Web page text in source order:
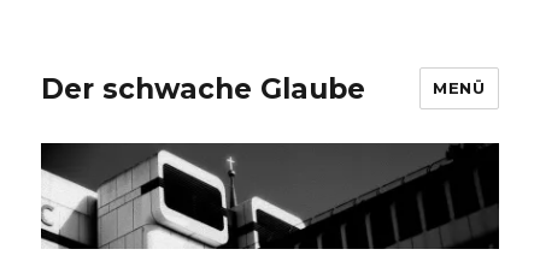
Der schwache Glaube MENÜ